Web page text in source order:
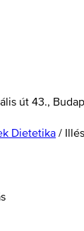
út 43.,
Dietetika /